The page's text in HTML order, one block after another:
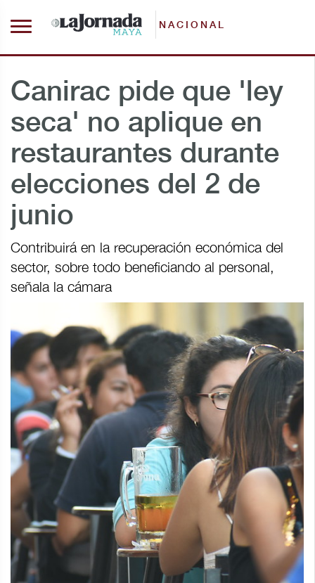
NACIONAL
Canirac pide que 'ley
seca' no aplique en
restaurantes durante
elecciones del 2 de
junio
Contribuirá en la recuperación económica del
sector, sobre todo beneficiando al personal,
señala la cámara